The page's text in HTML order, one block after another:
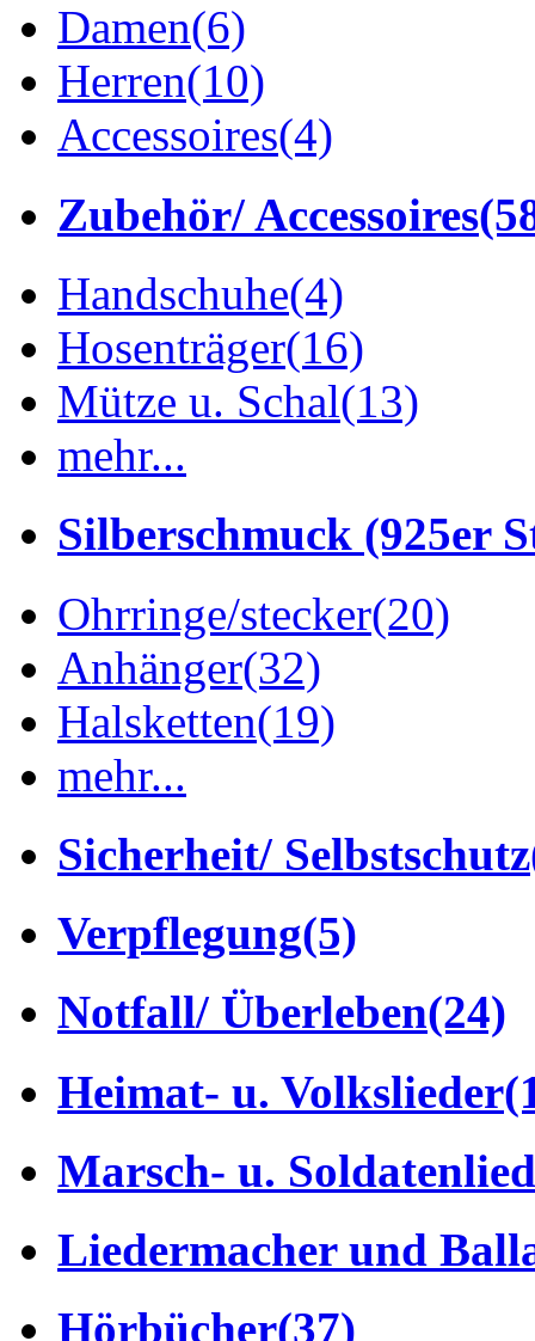
Damen(6)
Herren(10)
Accessoires(4)
Zubehör/ Accessoires
Handschuhe(4)
Hosenträger(16)
Mütze u. Schal(13)
mehr...
Silberschmuck (925er
Ohrringe/stecker(20)
Anhänger(32)
Halsketten(19)
mehr...
Sicherheit/ Selbstschutz
Verpflegung(5)
Notfall/ Überleben(24)
Heimat- u. Volkslieder
Marsch- u.
Liedermacher und
Hörbücher(37)